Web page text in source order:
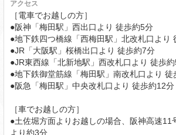
アクセス
［電車でお越しの方］
●阪神「梅田駅」西出口より 徒歩約5分
●地下鉄四つ橋線「西梅田駅」北改札口より
●JR「大阪駅」桜橋出口より 徒歩約7分
●JR東西線「北新地駅」西改札口より 徒歩
●地下鉄御堂筋線「梅田駅」南改札口より 徒
●阪急「梅田駅」中央改札口より 徒歩約12分
［車でお越しの方］
●土佐堀方面よりお越しの場合、阪神高速11
より約3分